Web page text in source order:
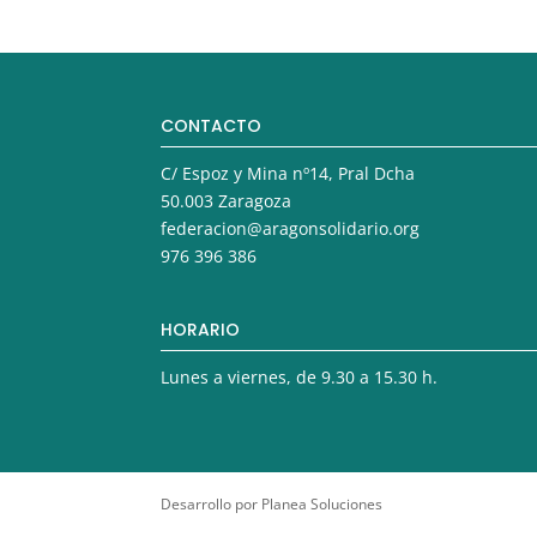
CONTACTO
C/ Espoz y Mina nº14, Pral Dcha
50.003 Zaragoza
federacion@aragonsolidario.org
976 396 386
HORARIO
Lunes a viernes, de 9.30 a 15.30 h.
Desarrollo por Planea Soluciones